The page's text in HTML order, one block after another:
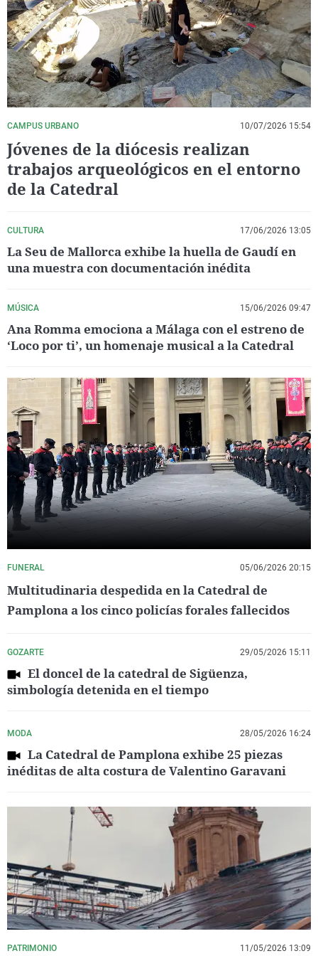
La rosa de los vientos
Gente viajera
Como el perro y el
Caso
Retornados
Equipo de
Operación Viuda
Extremadura
Galicia
La Rioja
Navarra
País Vasco
Virales
Televisión
Elecciones
CAMPUS URBANO 10/07/2026 15:54
Jóvenes de la diócesis realizan
trabajos arqueológicos en el entorno
de la Catedral
CULTURA 17/06/2026 13:05
La Seu de Mallorca exhibe la huella de Gaudí en
una muestra con documentación inédita
MÚSICA 15/06/2026 09:47
Ana Romma emociona a Málaga con el estreno de
‘Loco por ti’, un homenaje musical a la Catedral
FUNERAL 05/06/2026 20:15
Multitudinaria despedida en la Catedral de
Pamplona a los cinco policías forales fallecidos
GOZARTE 29/05/2026 15:11
El doncel de la catedral de Sigüenza,
simbología detenida en el tiempo
MODA 28/05/2026 16:24
La Catedral de Pamplona exhibe 25 piezas
inéditas de alta costura de Valentino Garavani
PATRIMONIO 11/05/2026 13:09